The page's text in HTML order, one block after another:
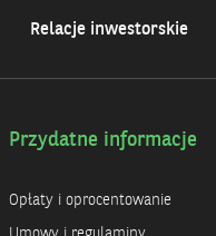
Relacje inwestorskie
Przydatne informacje
Opłaty i oprocentowanie